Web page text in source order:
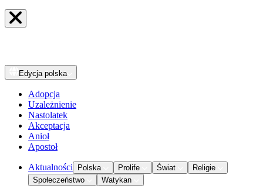
Edycja polska
Adopcja
Uzależnienie
Nastolatek
Akceptacja
Anioł
Apostoł
Aktualności Polska Prolife Świat
Religie
Społeczeństwo
Watykan